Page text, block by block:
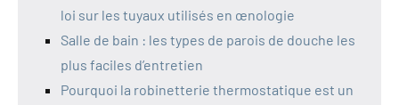
loi sur les tuyaux utilisés en œnologie
Salle de bain : les types de parois de douche les
plus faciles d’entretien
Pourquoi la robinetterie thermostatique est un